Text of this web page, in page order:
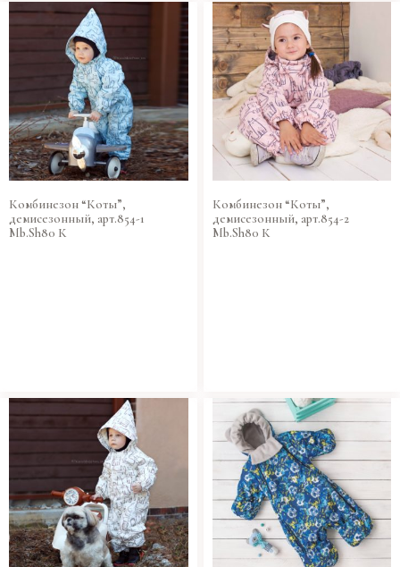
Комбинезон “Коты”,
демисезонный, арт.854-1
Mb.Sh80 К
Комбинезон “Коты”,
демисезонный, арт.854-2
Mb.Sh80 К